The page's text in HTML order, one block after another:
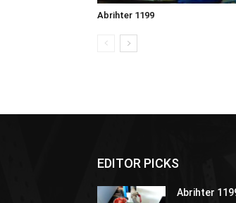
Abrihter 1199
EDITOR PICKS
Abrihter